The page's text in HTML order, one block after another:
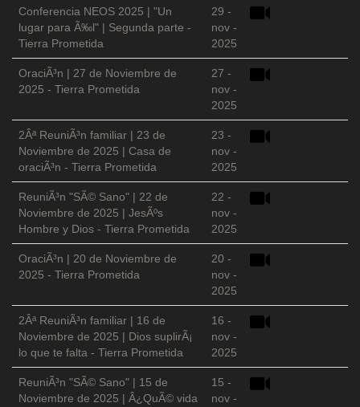
Conferencia NEOS 2025 | "Un
lugar para Ã‰l" | Segunda parte -
Tierra Prometida
29 -
nov -
2025
OraciÃ³n | 27 de Noviembre de
2025 - Tierra Prometida
27 -
nov -
2025
2Âª ReuniÃ³n familiar | 23 de
Noviembre de 2025 | Casa de
oraciÃ³n - Tierra Prometida
23 -
nov -
2025
ReuniÃ³n "SÃ© Sano" | 22 de
Noviembre de 2025 | JesÃºs
Hombre y Dios - Tierra Prometida
22 -
nov -
2025
OraciÃ³n | 20 de Noviembre de
2025 - Tierra Prometida
20 -
nov -
2025
2Âª ReuniÃ³n familiar | 16 de
Noviembre de 2025 | Dios suplirÃ¡
lo que te falta - Tierra Prometida
16 -
nov -
2025
ReuniÃ³n "SÃ© Sano" | 15 de
Noviembre de 2025 | Â¿QuÃ© vida
15 -
nov -